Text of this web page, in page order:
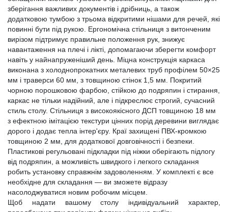
зберігання важливих документів і дрібниць, а також
додатковою тумбою з трьома відкритими нішами для речей, які
повинні бути під рукою. Ергономічна стільниця з витонченим
вирізом підтримує правильне положення рук, знижує
навантаження на плечі і лікті, допомагаючи зберегти комфорт
навіть у найнапруженіший день. Міцна конструкція каркаса
виконана з холоднопрокатних металевих труб профілем 50×25
мм і траверси 60 мм, з товщиною стінок 1,5 мм. Покритий
чорною порошковою фарбою, стійкою до подряпин і стирання,
каркас не тільки надійний, але і підкреслює строгий, сучасний
стиль столу. Стільниця з високоякісного ДСП товщиною 18 мм
з ефектною імітацією текстури цінних порід деревини виглядає
дорого і додає тепла інтер'єру. Краї захищені ПВХ-кромкою
товщиною 2 мм, для додаткової довговічності і безпеки.
Пластикові регульовані підкладки під ніжки оберігають підлогу
від подряпин, а можливість швидкого і легкого складання
робить установку справжнім задоволенням. У комплекті є все
необхідне для складання — ви зможете відразу
насолоджуватися новим робочим місцем.
Щоб надати вашому столу індивідуальний характер,